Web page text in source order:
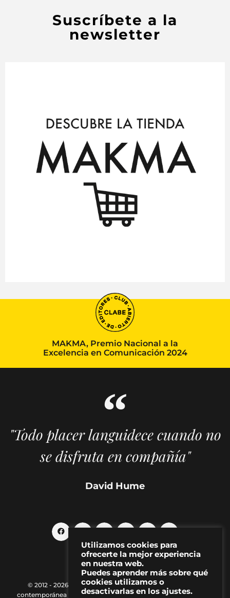
Suscríbete a la
newsletter
MAKMA, Premio Nacional a la
Excelencia en Comunicación 2024
"Todo placer languidece cuando no
se disfruta en compañía"
David Hume
© 2012 - 2026 MAKMA | Revista de artes visuales y cultura
contemporánea |
Política de Privacidad| Aviso Legal|Contacto
Utilizamos cookies para
ofrecerte la mejor experiencia
en nuestra web.
Puedes aprender más sobre qué
cookies utilizamos o
desactivarlas en los ajustes.